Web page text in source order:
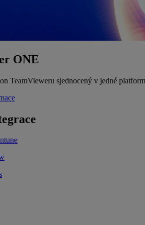
ONE
TeamVieweru sjednocený v jedné